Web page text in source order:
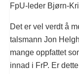
FpU-leder Bjørn-
Det er vel verdt å
talsmann Jon
mange oppfattet
innad i FrP. Er